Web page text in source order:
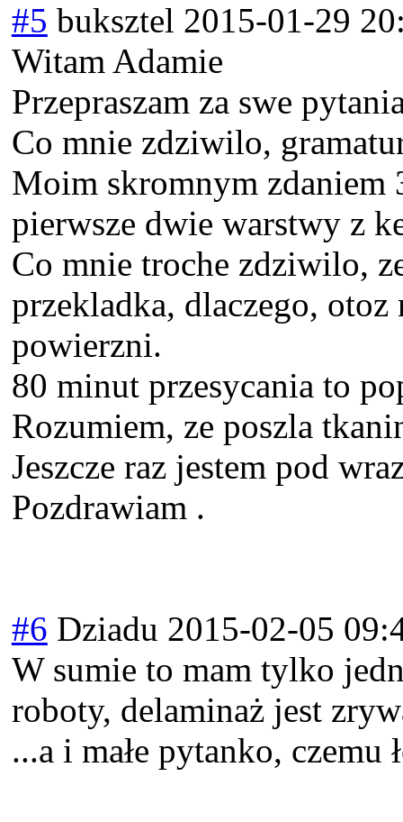
#5 buksztel 2015-01-29
Witam Adamie
Przepraszam za swe
Co mnie zdziwilo,
Moim skromnym zdaniem
pierwsze dwie warstwy z
Co mnie troche zdziwilo,
przekladka, dlaczego,
powierzni.
80 minut przesycania to
Rozumiem, ze poszla
Jeszcze raz jestem pod
Pozdrawiam .
#6 Dziadu 2015-02-05
W sumie to mam tylko
roboty, delaminaż jest
...a i małe pytanko, czemu